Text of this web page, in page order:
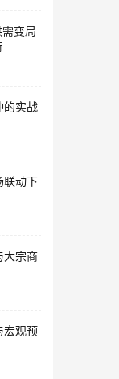
变局
的实战
联动下
大宗商
宏观预